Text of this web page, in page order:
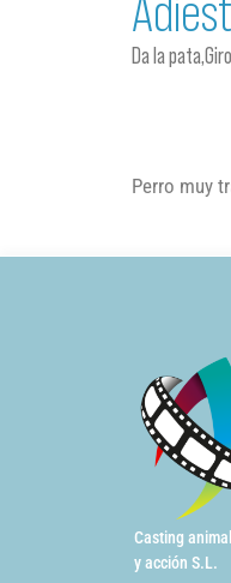
Da la
Perro muy
Casting
y acción S.L.